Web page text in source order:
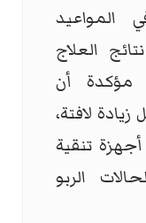
المواعيد
العلاج
مؤكدة أن
لافتة،
تنقية
الربو